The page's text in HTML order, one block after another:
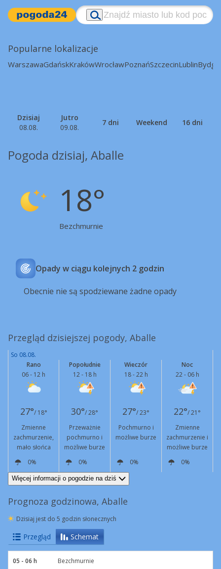
Popularne lokalizacje
WarszawaGdańskKrakówWrocławPoznańSzczecinLublin
Dzisiaj
08.08.
Jutro
09.08.
7 dni Weekend 16 dni
Pogoda dzisiaj, Aballe
18°
Bezchmurnie
Opady w ciągu kolejnych 2 godzin
Obecnie nie są spodziewane żadne opady
Przegląd dzisiejszej pogody, Aballe
So 08.08.
Rano
06 - 12 h
Popołudnie
12 - 18 h
Wieczór
18 - 22 h
Noc
22 - 06 h
27°/ 18° 30°/ 28° 27°/ 23° 22°/ 21°
Zmienne
zachmurzenie,
mało słońca
Przeważnie
pochmurno i
możliwe burze
Pochmurno i
możliwe burze
Zmienne
zachmurzenie i
możliwe burze
0%
0% 0%
0%
N
4 km/h N
7 km/h
Więcej informacji o pogodzie na dziś
Prognoza godzinowa, Aballe
Dzisiaj jest do 5 godzin słonecznych
Przegląd Schemat
05 - 06 h Bezchmurnie